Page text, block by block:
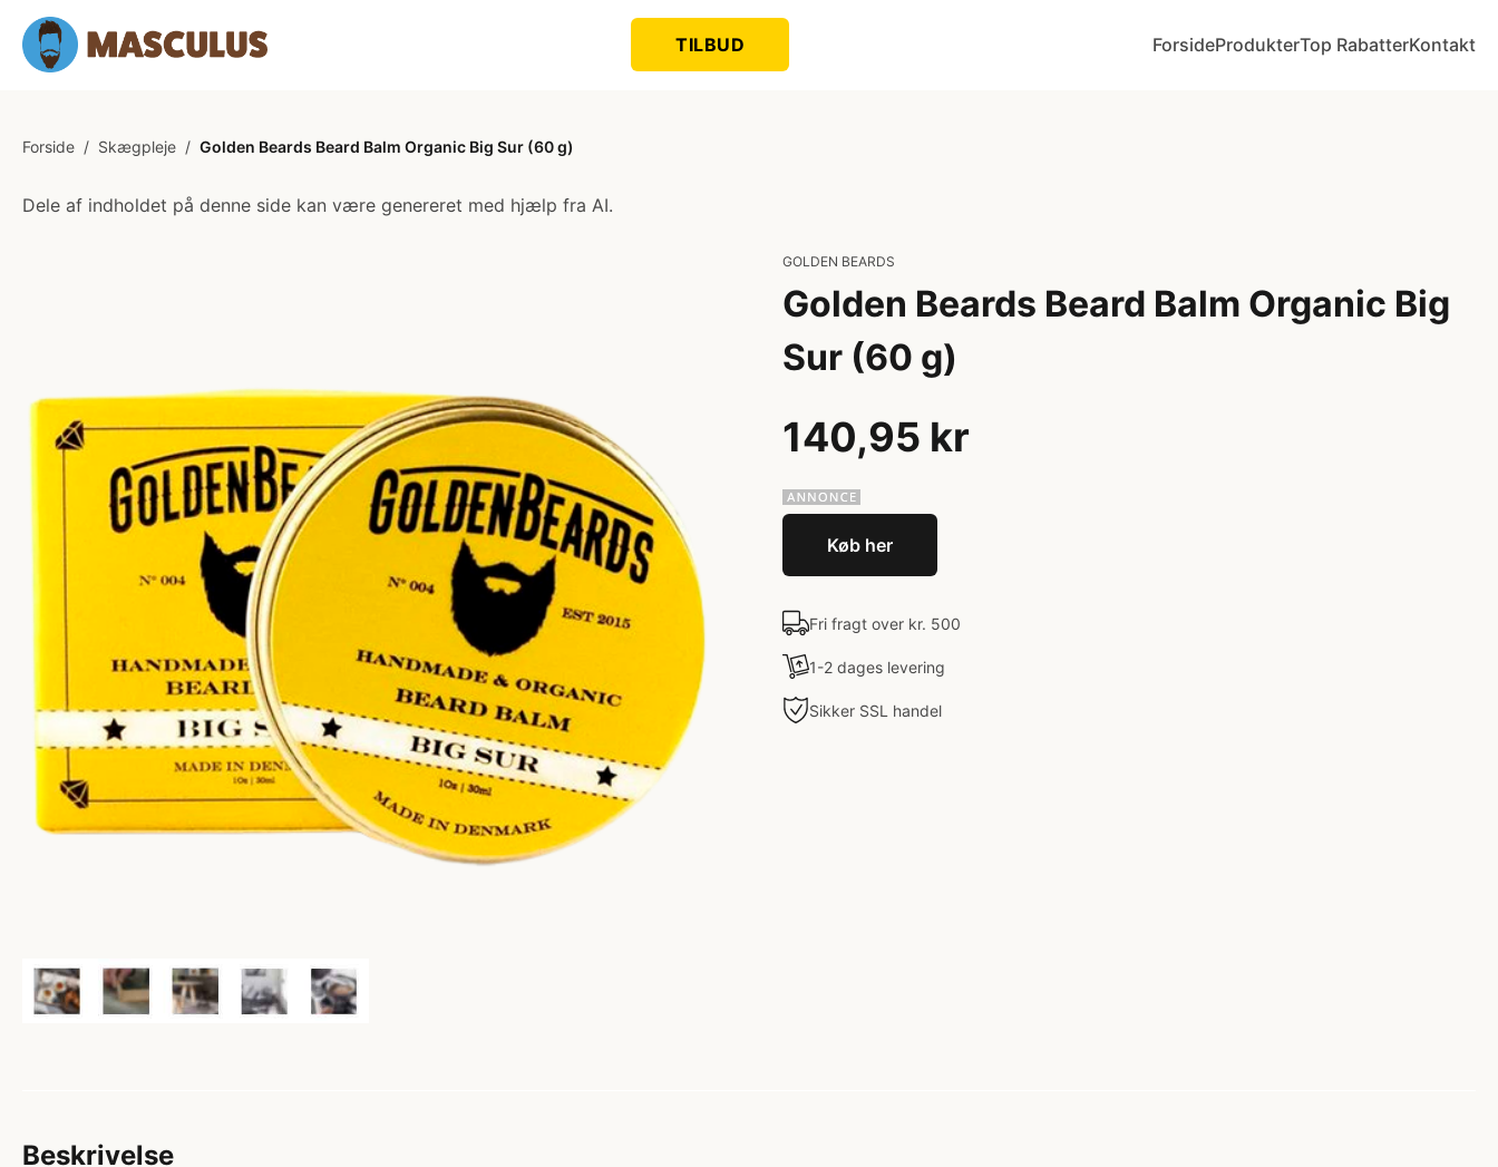
TILBUD ForsideProdukterTop RabatterKontakt
Forside / Skægpleje / Golden Beards Beard Balm Organic Big Sur (60 g)
Dele af indholdet på denne side kan være genereret med hjælp fra AI.
GOLDEN BEARDS
Golden Beards Beard Balm Organic Big
Sur (60 g)
140,95 kr
Køb her
Fri fragt over kr. 500
1-2 dages levering
Sikker SSL handel
Beskrivelse